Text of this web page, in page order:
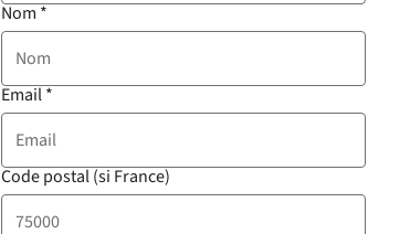
Nom *
Email*
Code postal (si France)